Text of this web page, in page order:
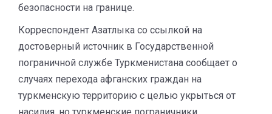
безопасности на границе.
Корреспондент Азатлыка со ссылкой на
достоверный источник в Государственной
пограничной службе Туркменистана сообщает о
случаях перехода афганских граждан на
туркменскую территорию с целью укрыться от